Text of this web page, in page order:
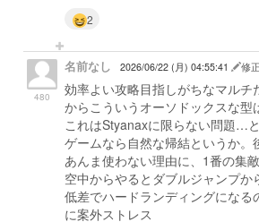
2
480
名前なし 2026/06/22 (月) 04:55:41 修正
効率よい攻略目指しがちなマルチ
からこういうオーソドックスな型
これはStyanaxに限らない問題…
ゲームなら自然な帰結というか。
あんま使わない理由に、1番の集
空中からやるとダブルジャンプか
低差でハードランディングになる
に案外ストレス